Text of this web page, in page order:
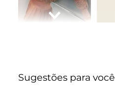
Sugestões para você